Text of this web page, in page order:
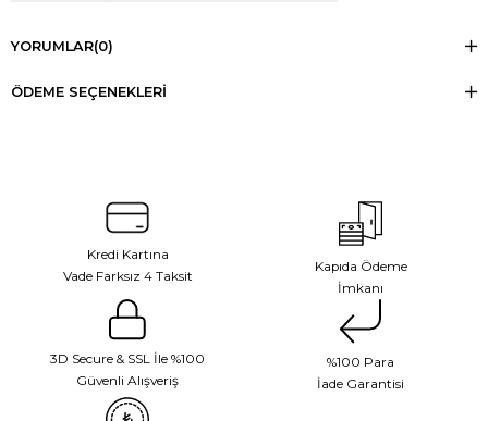
YORUMLAR(0)
ÖDEME SEÇENEKLERI
Kredi Kartına
Vade Farksız 4 Taksit
Kapıda Ödeme
İmkanı
3D Secure & SSL İle %100
Güvenli Alışveriş
%100 Para
İade Garantisi